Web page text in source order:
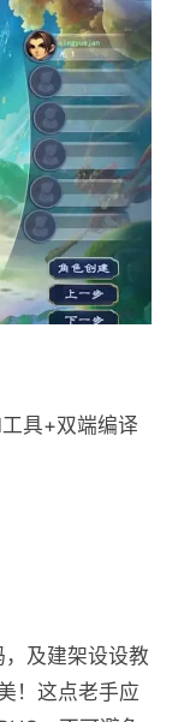
具+双端编译
及建架设设教
！这点老手应